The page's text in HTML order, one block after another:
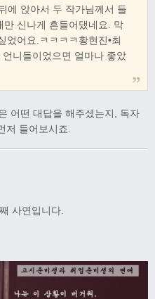
에 앉아서 두 작가님께서 들
만 신나게 흔들어댔네요. 막
었어요.ㅋㅋㅋㅋ황현진•최
니들이었으면 얼마나 좋았
어떤 대답을 해주셨는지, 독자
저 들어보시죠.
사연입니다.